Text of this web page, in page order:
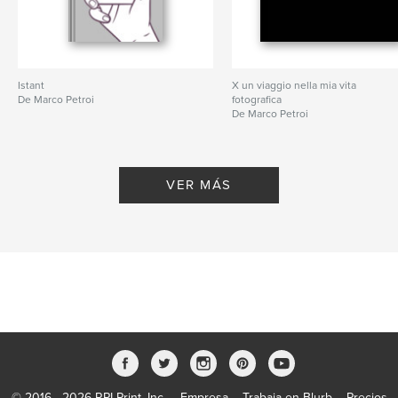
N.º de páginas:
Tapa blanda: 9798210548276
Fecha de publicación:
nov. 14, 2015
IdiomaItalian
Istant
De Marco Petroi
X un viaggio nella mia vita
fotografica
De Marco Petroi
VER MÁS